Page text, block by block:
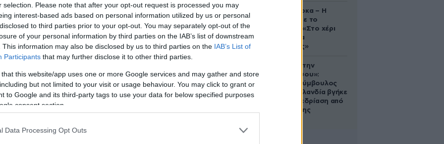
selection. Please note that after your opt-out request is processed you may
interest-based ads based on personal information utilized by us or personal
to third parties prior to your opt-out. You may separately opt-out of the
of your personal information by third parties on the IAB’s list of downstream
This information may also be disclosed by us to third parties on the IAB’s List of
Participants that may further disclose it to other third parties.
that this website/app uses one or more Google services and may gather and store
but not limited to your visit or usage behaviour. You may click to grant or
to Google and its third-party tags to use your data for below specified purposes
consent section.
Data Processing Opt Outs
Δανάη Μπάρκα – Η
ανάρτηση με το
σάντουιτς: «Στο χέρι
σου είναι να
αδυνατίσεις»
«Βλέπουμε την
μπουγάδα σου»:
Δημοτική σύμβουλος
στη Νέα Ζηλανδία βγήκε
live σε συνεδρίαση από
το μπάνιο της